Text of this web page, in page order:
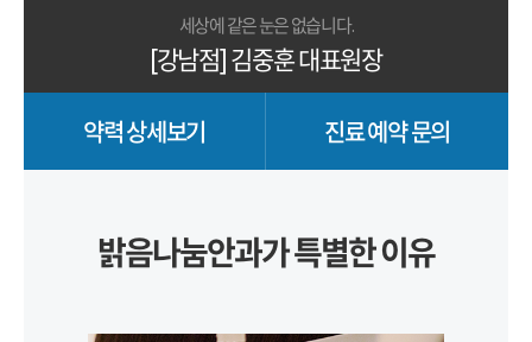
세상에 같은 눈은 없습니다.
[강남점] 김중훈 대표원장
약력 상세보기 진료 예약 문의
밝음나눔안과가 특별한 이유